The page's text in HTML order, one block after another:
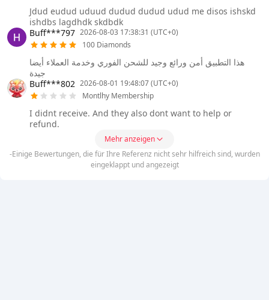
Jdud eudud uduud dudud dudud udud me disos ishskd
ishdbs lagdhdk skdbdk
Buff***797 2026-08-03 17:38:31 (UTC+0)
100 Diamonds
هذا التطبيق أمن ورائع وجيد للشحن الفوري وخدمة العملاء أيضا
جيدة
Buff***802 2026-08-01 19:48:07 (UTC+0)
Montlhy Membership
I didnt receive. And they also dont want to help or
refund.
Mehr anzeigen
-Einige Bewertungen, die für Ihre Referenz nicht sehr hilfreich sind, wurden
eingeklappt und angezeigt